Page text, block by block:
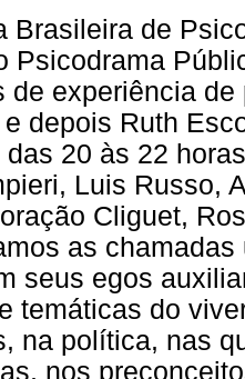
Brasileira de
Psicodrama
de experiência
depois Ruth
das 20 às 22
Luis Russo,
Cliguet,
as
seus egos
temáticas do
na política, nas
nos